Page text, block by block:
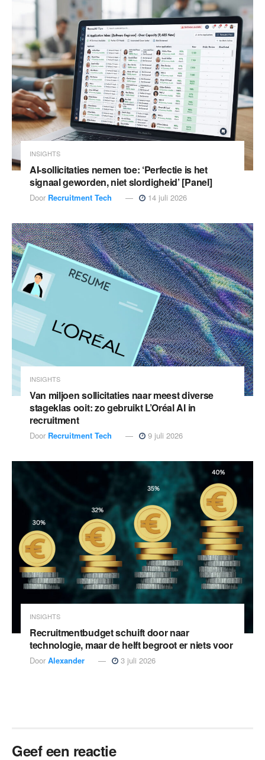
INSIGHTS
AI-sollicitaties nemen toe: ‘Perfectie is het
signaal geworden, niet slordigheid’ [Panel]
Door Recruitment Tech 14 juli 2026
INSIGHTS
Van miljoen sollicitaties naar meest diverse
stageklas ooit: zo gebruikt L’Oréal AI in
recruitment
Door Recruitment Tech 9 juli 2026
INSIGHTS
Recruitmentbudget schuift door naar
technologie, maar de helft begroot er niets voor
Door Alexander 3 juli 2026
Geef een reactie